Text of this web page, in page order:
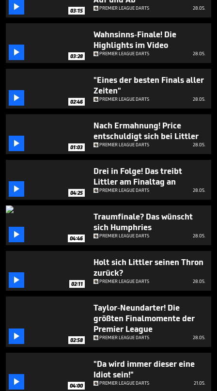
minute,
seconds
 03:15 PREMIER LEAGUE DARTS 28.05.
 03:28
Wahnsinns-Finale! Die
Highlights im Video
PREMIER LEAGUE DARTS 28.05.
 02:46
"Eines der besten Finals aller
Zeiten"
PREMIER LEAGUE DARTS 28.05.
 01:03
Nach Ermahnung! Price
entschuldigt sich bei Littler
PREMIER LEAGUE DARTS 28.05.
 04:25
Drei in Folge! Das treibt
Littler am Finaltag an
PREMIER LEAGUE DARTS 28.05.
 04:46
Traumfinale? Das wünscht
sich Humphries
PREMIER LEAGUE DARTS 28.05.
 02:11
Holt sich Littler seinen Thron
zurück?
PREMIER LEAGUE DARTS 28.05.
 02:58
Taylor-Neundarter! Die
größten Finalmomente der
Premier League
PREMIER LEAGUE DARTS 28.05.
 04:00
"Da wird immer dieser eine
Idiot sein!"
PREMIER LEAGUE DARTS 21.05.